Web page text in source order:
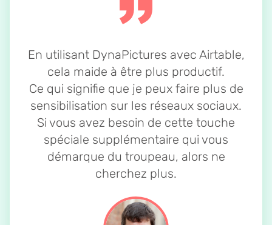
En utilisant DynaPictures avec Airtable,
cela maide à être plus productif.
Ce qui signifie que je peux faire plus de
sensibilisation sur les réseaux sociaux.
Si vous avez besoin de cette touche
spéciale supplémentaire qui vous
démarque du troupeau, alors ne
cherchez plus.